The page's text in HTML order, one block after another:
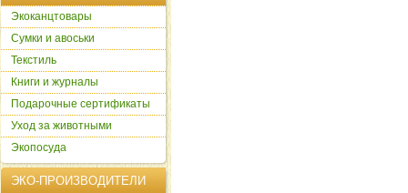
Экоканцтовары
Сумки и авоськи
Текстиль
Книги и журналы
Подарочные сертификаты
Уход за животными
Экопосуда
ЭКО-ПРОИЗВОДИТЕЛИ